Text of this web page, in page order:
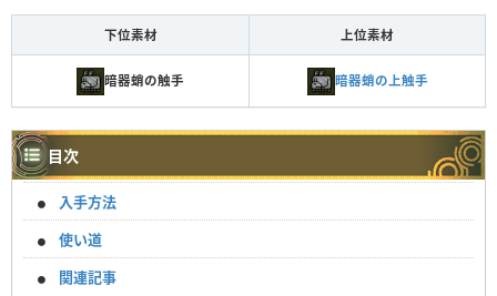
下位素材 上位素材
暗器蛸の触手 暗器蛸の上触手
目次
入手方法
使い道
関連記事